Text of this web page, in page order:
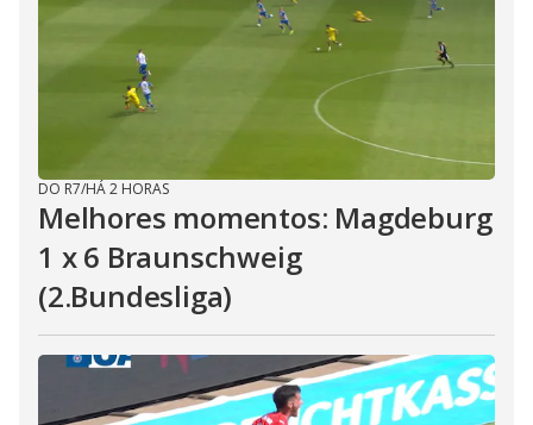
DO R7/HÁ 2 HORAS
Melhores momentos: Magdeburg
1 x 6 Braunschweig
(2.Bundesliga)